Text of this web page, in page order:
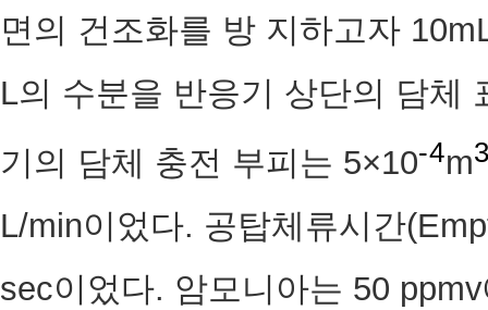
면의 건조화를 방 지하고자
L의 수분을 반응기 상단의 담체
기의 담체 충전 부피는 5×10-4m
L/min이었다. 공탑체류시간
sec이었다. 암모니아는 50